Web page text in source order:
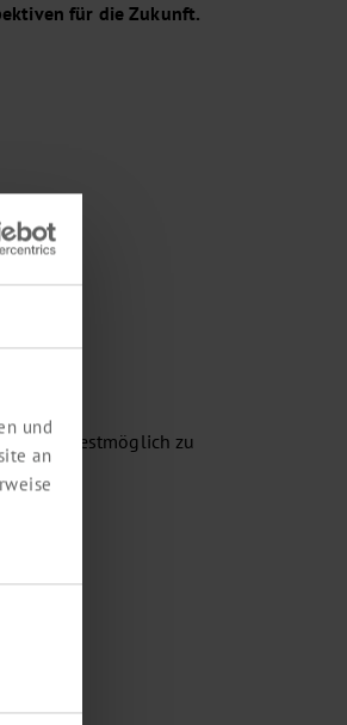
und
an
für die Zukunft.
und bestmöglich zu